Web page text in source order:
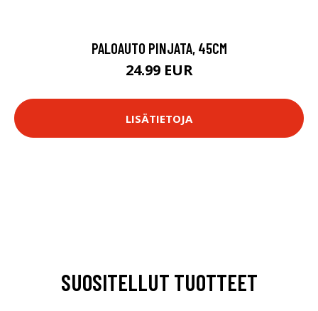
PALOAUTO PINJATA, 45CM
24.99 EUR
LISÄTIETOJA
SUOSITELLUT TUOTTEET